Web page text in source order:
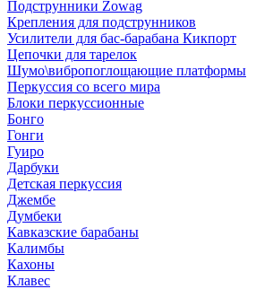
Подструнники Zowag
Крепления для подструнников
Усилители для бас-барабана Кикпорт
Цепочки для тарелок
Шумо\вибропоглощающие платформы
Перкуссия со всего мира
Блоки перкуссионные
Бонго
Гонги
Гуиро
Дарбуки
Детская перкуссия
Джембе
Думбеки
Кавказские барабаны
Калимбы
Кахоны
Клавес